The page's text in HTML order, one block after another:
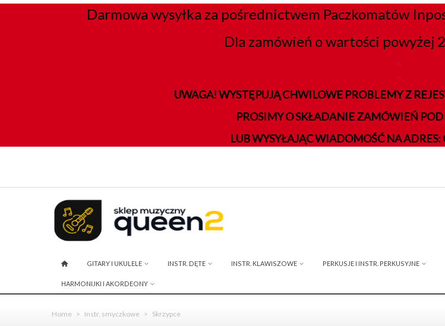
Darmowa wysyłka za pośrednictwem Paczkomatów
Dla zamówień o wartości powyżej
UWAGA! WYSTĘPUJĄ CHWILOWE PROBLEMY Z
PROSIMY O SKŁADANIE ZAMÓWIEŃ
LUB WYSYŁAJĄC WIADOMOŚĆ NA
GITARY I UKULELE INSTR. DĘTE INSTR. KLAWISZOWE PERKUSJE I INSTR. PERKUSYJNE
HARMONIJKI I AKORDEONY
Home > Instr. smyczkowe > Skrzypce